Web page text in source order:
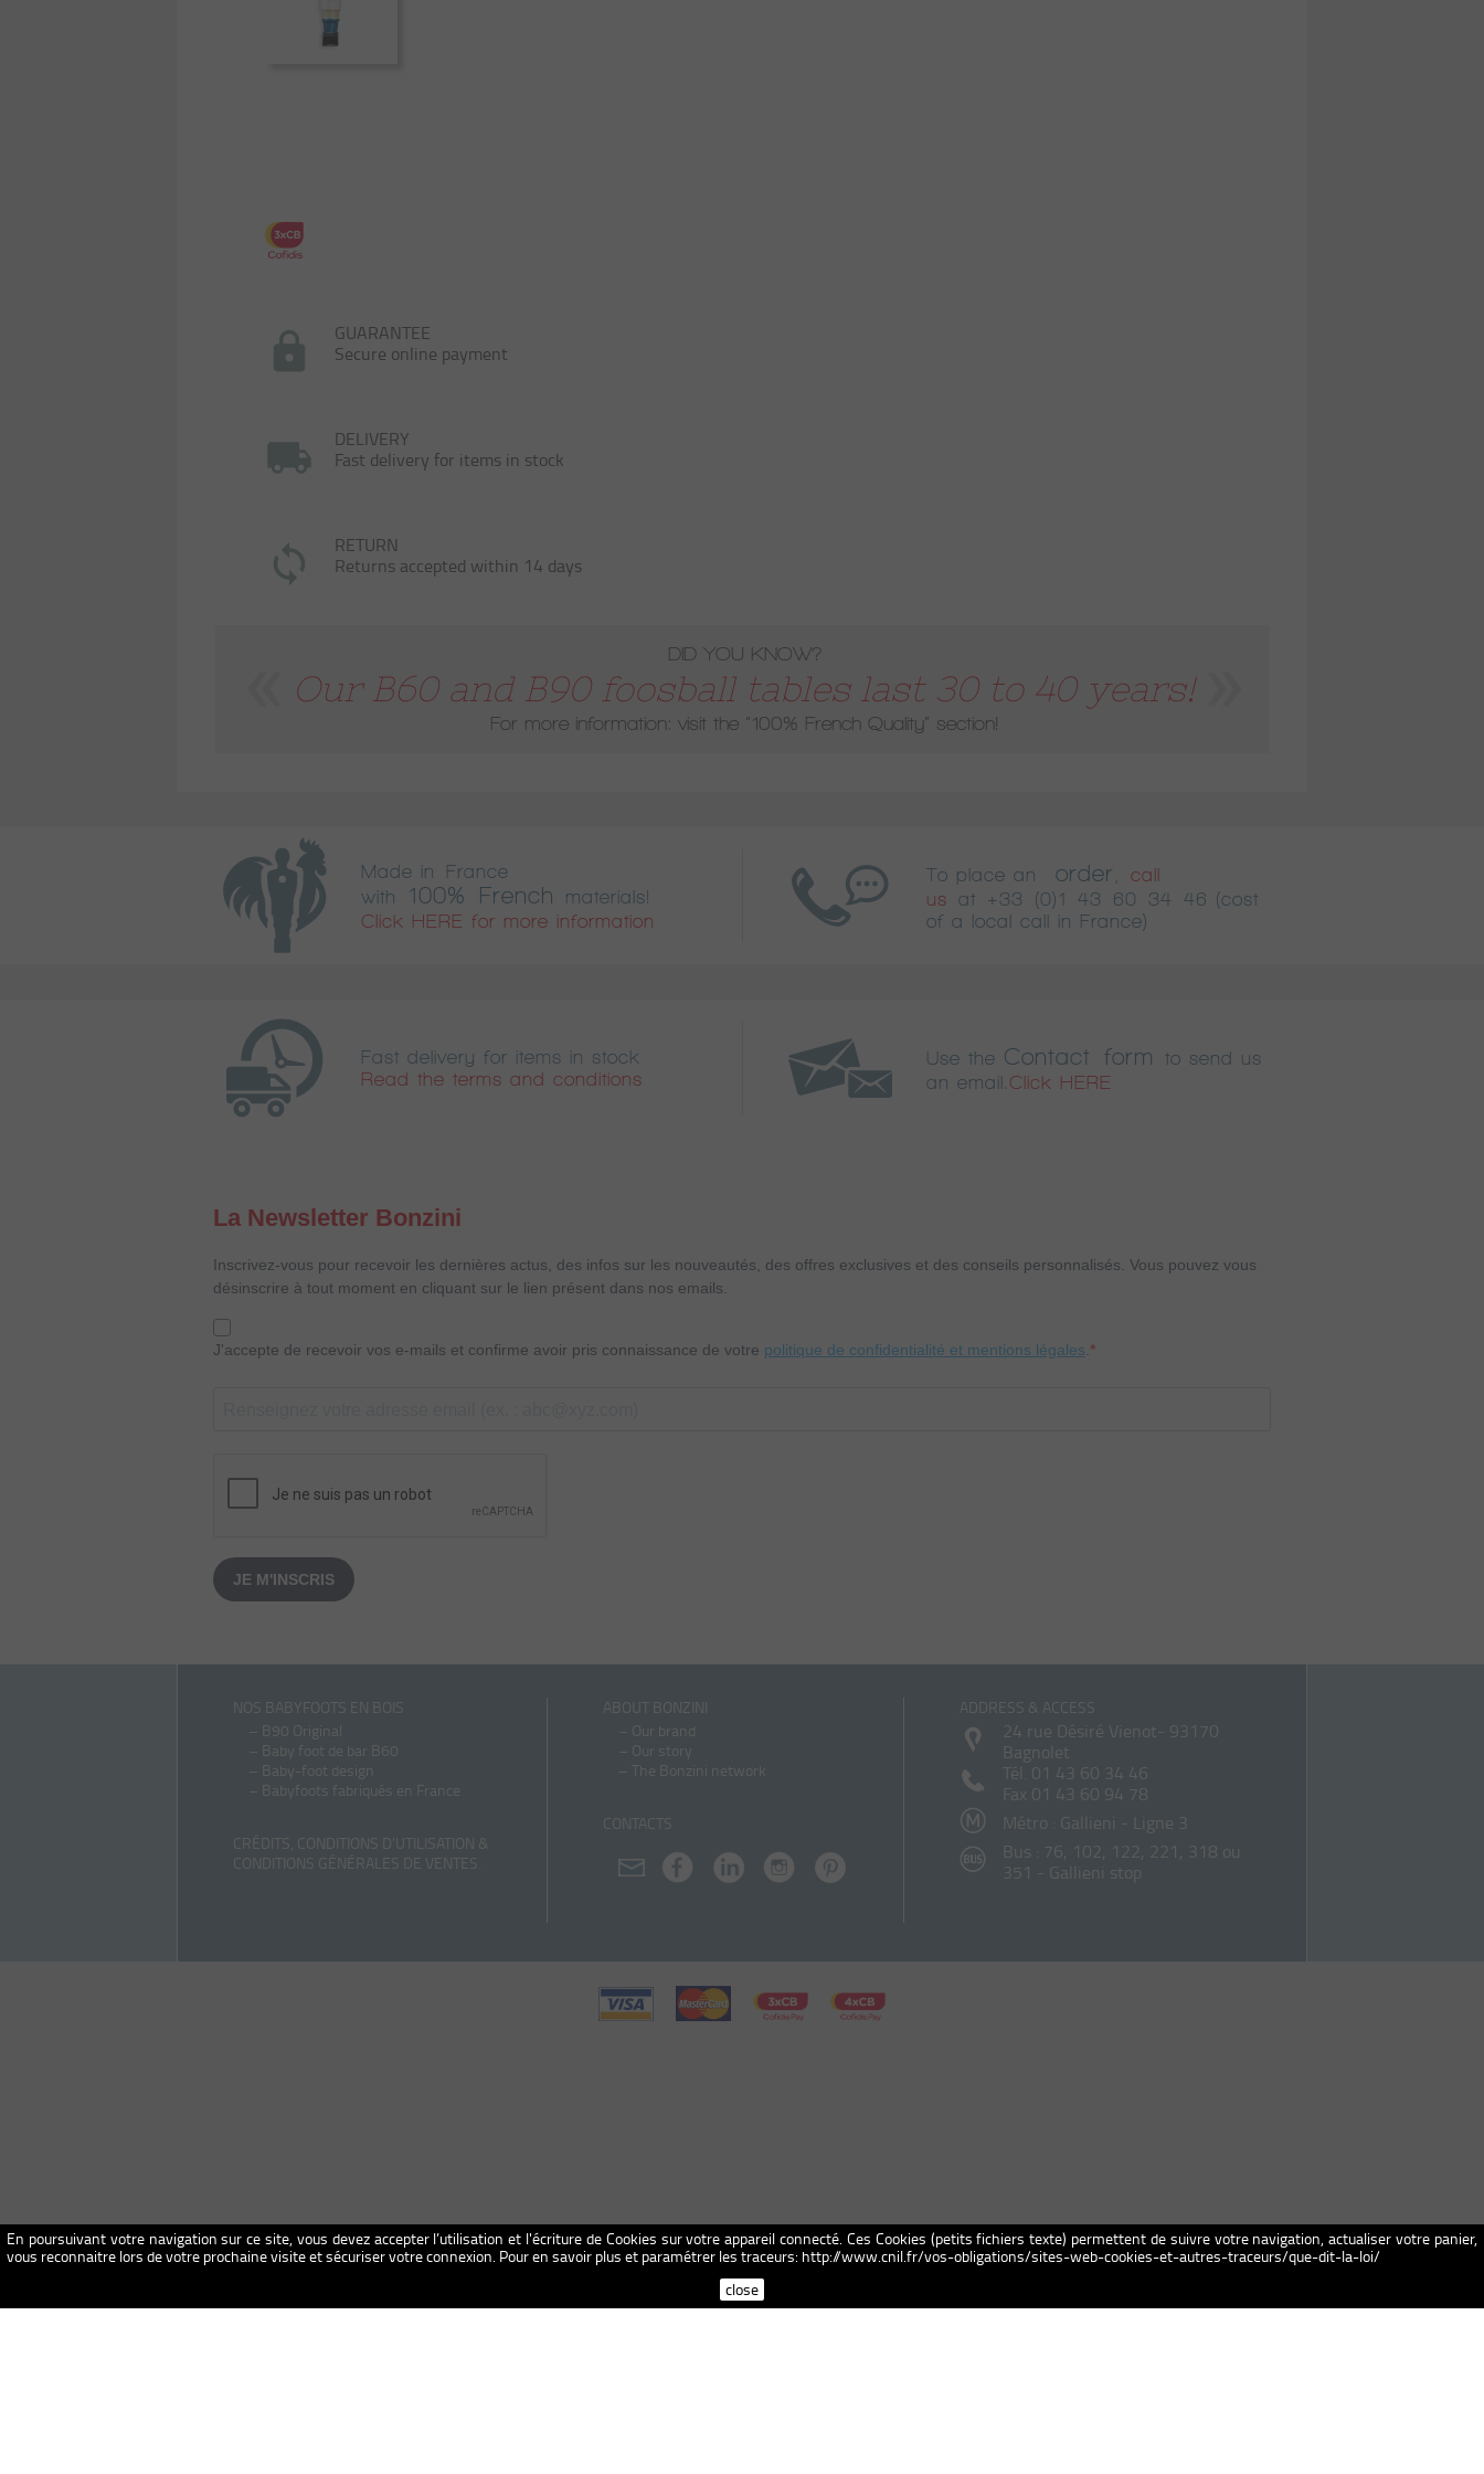
En poursuivant votre navigation sur ce site, vous devez accepter l’utilisation et l'écriture de Cookies sur votre appareil connecté. Ces Cookies (petits fichiers texte) permettent de suivre votre navigation, actualiser votre panier,
vous reconnaitre lors de votre prochaine visite et sécuriser votre connexion. Pour en savoir plus et paramétrer les traceurs: http://www.cnil.fr/vos-obligations/sites-web-cookies-et-autres-traceurs/que-dit-la-loi/
close
GUARANTEE
Secure online payment
DELIVERY
Fast delivery for items in stock
RETURN
Returns accepted within 14 days
DID YOU KNOW?
Our B60 and B90 foosball tables last 30 to 40 years!
For more information: visit the “100% French Quality” section!
Made in France
with
100% French
materials!
Click HERE for more information
To place an order
call
us
at +33 (0)1 43 60 34 46 (cost
of a local call in France)
Fast delivery for items in stock
Read the terms and conditions
Use the Contact form
to send us
an email. Click HERE
La Newsletter Bonzini
Inscrivez-vous pour recevoir les dernières actus, des infos sur les nouveautés, des offres exclusives et des conseils personnalisés. Vous pouvez vous
désinscrire à tout moment en cliquant sur le lien présent dans nos emails.
J'accepte de recevoir vos e-mails et confirme avoir pris connaissance de votre politique de confidentialité et mentions légales
JE M'INSCRIS
NOS BABYFOOTS EN BOIS
– B90 Original
– Baby foot de bar B60
– Baby-foot design
– Babyfoots fabriqués en France
CRÉDITS, CONDITIONS D'UTILISATION &
CONDITIONS GÉNÉRALES DE VENTES.
ABOUT BONZINI
– Our brand
– Our story
– The Bonzini network
CONTACTS
ADDRESS & ACCESS
24 rue Désiré Vienot- 93170
Bagnolet
Tél. 01 43 60 34 46
Fax 01 43 60 94 78
Métro : Gallieni - Ligne 3
Bus : 76, 102, 122, 221, 318 ou
351 - Gallieni stop